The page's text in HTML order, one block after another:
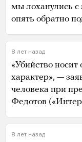
мы лоханулись с
опять обратно
8 лет назад
«Убийство
характер», —
человека при
Федотов
8 лет назад